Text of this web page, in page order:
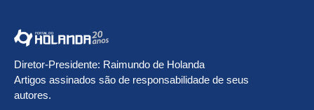
Diretor-Presidente: Raimundo de Holanda
Artigos assinados são de responsabilidade de seus
autores.